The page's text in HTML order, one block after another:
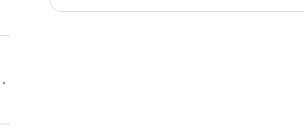
na vrchu do pasu